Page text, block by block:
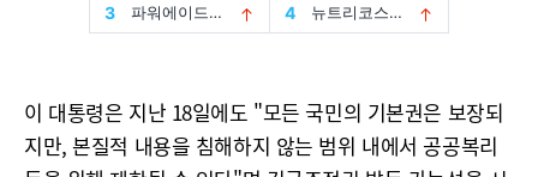
이 대통령은 지난 18일에도 "모든 국민의 기본권은 보장되
지만, 본질적 내용을 침해하지 않는 범위 내에서 공공복리